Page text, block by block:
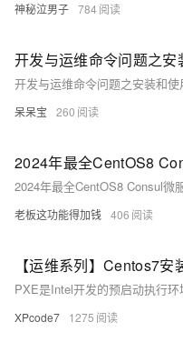
神秘泣男子 784
开发与运维命令问题之
开发与运维命令问题之安装和
呆呆宝 260
老板这功能得加钱 406
【运维系列】Centos7
XPcode7 1275